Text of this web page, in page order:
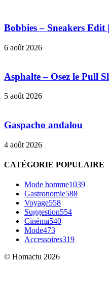
Bobbies – Sneakers Edit
6 août 2026
Asphalte – Osez le Pull
5 août 2026
Gaspacho andalou
4 août 2026
CATÉGORIE POPULAIRE
Mode homme1039
Gastronomie588
Voyage558
Suggestion554
Cinéma540
Mode473
Accessoires319
© Homactu 2026